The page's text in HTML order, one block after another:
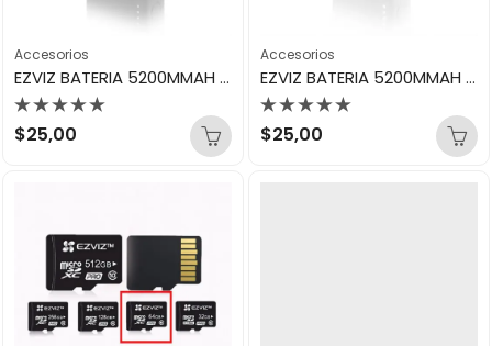
Accesorios
EZVIZ BATERIA 5200MMAH TIPO C 5V USB CS-PB18 BLACK
Valorado
con
$25,00
Accesorios
EZVIZ BATERIA 5200MMAH TIPO C 5V USB CS-PB18 WHITE
Valorado
con
$25,00